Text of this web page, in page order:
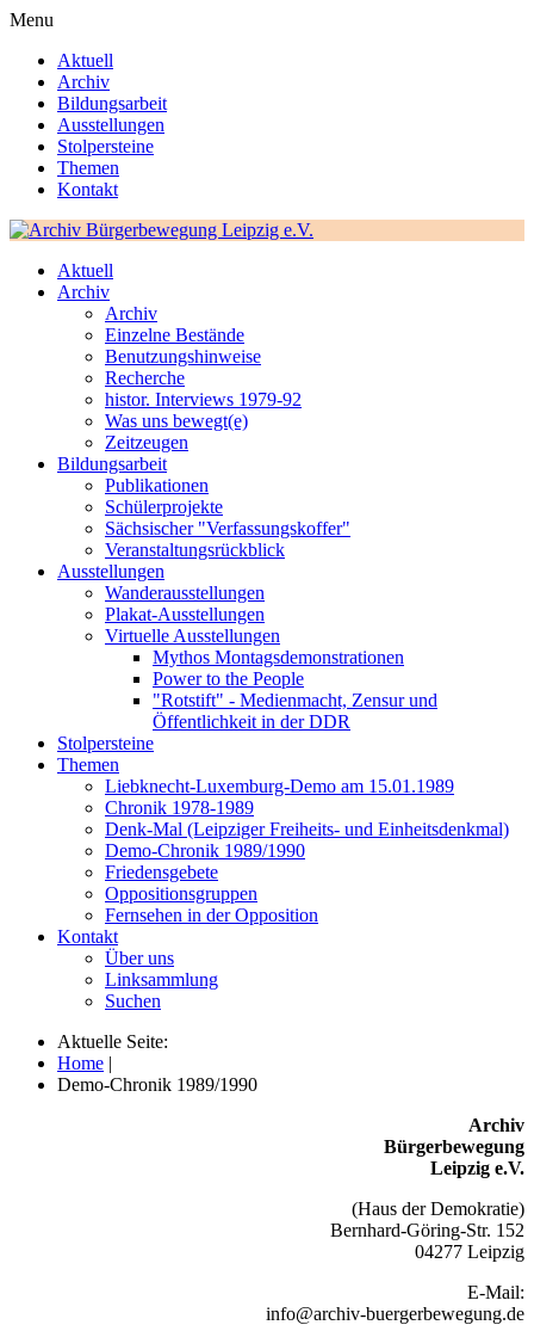
Menu
Aktuell
Archiv
Bildungsarbeit
Ausstellungen
Stolpersteine
Themen
Kontakt
Aktuell
Archiv
Archiv
Einzelne Bestände
Benutzungshinweise
Recherche
histor. Interviews 1979-92
Was uns bewegt(e)
Zeitzeugen
Bildungsarbeit
Publikationen
Schülerprojekte
Sächsischer "Verfassungskoffer"
Veranstaltungsrückblick
Ausstellungen
Wanderausstellungen
Plakat-Ausstellungen
Virtuelle Ausstellungen
Mythos Montagsdemonstrationen
Power to the People
"Rotstift" - Medienmacht, Zensur und
Öffentlichkeit in der DDR
Stolpersteine
Themen
Liebknecht-Luxemburg-Demo am 15.01.1989
Chronik 1978-1989
Denk-Mal (Leipziger Freiheits- und Einheitsdenkmal)
Demo-Chronik 1989/1990
Friedensgebete
Oppositionsgruppen
Fernsehen in der Opposition
Kontakt
Über uns
Linksammlung
Suchen
Aktuelle Seite:
Home |
Demo-Chronik 1989/1990
Archiv
Bürgerbewegung
Leipzig e.V.
(Haus der Demokratie)
Bernhard-Göring-Str. 152
04277 Leipzig
E-Mail:
info@archiv-buergerbewegung.de